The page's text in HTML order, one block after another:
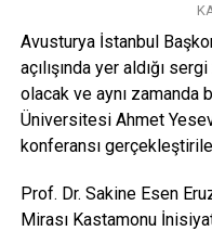
Avusturya İstanbul
açılışında yer aldığı
olacak ve aynı zamanda
Üniversitesi Ahmet
konferansı
Prof. Dr. Sakine Esen
Mirası Kastamonu